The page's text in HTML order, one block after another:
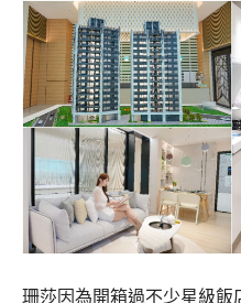
珊莎因為開箱過不少星級